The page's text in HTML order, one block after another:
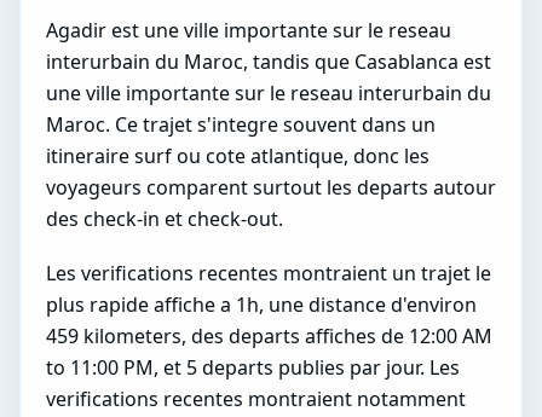
Agadir est une ville importante sur le reseau
interurbain du Maroc, tandis que Casablanca est
une ville importante sur le reseau interurbain du
Maroc. Ce trajet s'integre souvent dans un
itineraire surf ou cote atlantique, donc les
voyageurs comparent surtout les departs autour
des check-in et check-out.
Les verifications recentes montraient un trajet le
plus rapide affiche a 1h, une distance d'environ
459 kilometers, des departs affiches de 12:00 AM
to 11:00 PM, et 5 departs publies par jour. Les
verifications recentes montraient notamment